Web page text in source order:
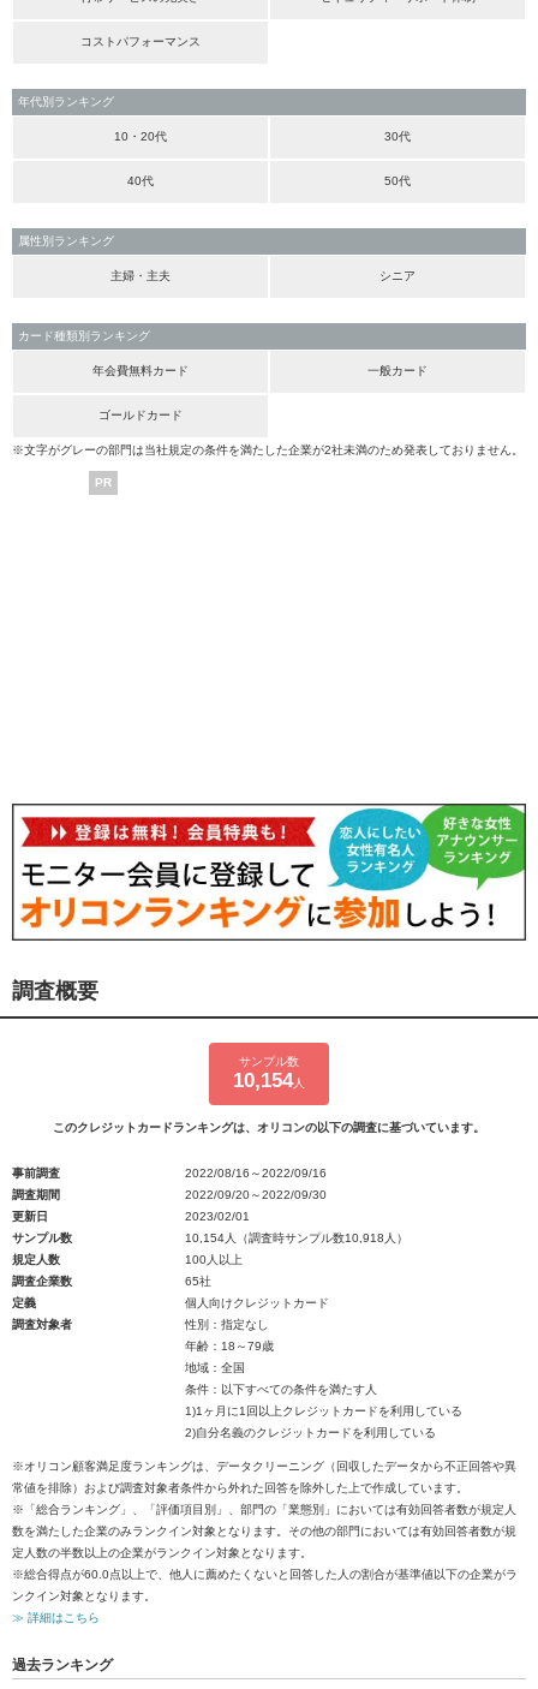
コストパフォーマンス
年代別ランキング
10・20代 30代
40代 50代
属性別ランキング
主婦・主夫 シニア
カード種類別ランキング
年会費無料カード 一般カード
ゴールドカード
※文字がグレーの部門は当社規定の条件を満たした企業が2社未満のため発表しておりません。
PR
調査概要
サンプル数
10,154人
このクレジットカードランキングは、オリコンの以下の調査に基づいています。
事前調査
2022/08/16～2022/09/16
調査期間
2022/09/20～2022/09/30
更新日
2023/02/01
サンプル数
10,154人（調査時サンプル数10,918人）
規定人数
100人以上
調査企業数
65社
定義
個人向けクレジットカード
調査対象者
性別：指定なし
年齢：18～79歳
地域：全国
条件：以下すべての条件を満たす人
1)1ヶ月に1回以上クレジットカードを利用している
2)自分名義のクレジットカードを利用している
※オリコン顧客満足度ランキングは、データクリーニング（回収したデータから不正回答や異
常値を排除）および調査対象者条件から外れた回答を除外した上で作成しています。
※「総合ランキング」、「評価項目別」、部門の「業態別」においては有効回答者数が規定人
数を満たした企業のみランクイン対象となります。その他の部門においては有効回答者数が規
定人数の半数以上の企業がランクイン対象となります。
※総合得点が60.0点以上で、他人に薦めたくないと回答した人の割合が基準値以下の企業がラ
ンクイン対象となります。
≫ 詳細はこちら
過去ランキング